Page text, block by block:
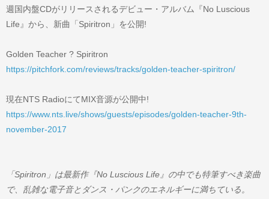
週国内盤CDがリリースされるデビュー・アルバム『No Luscious
Life』から、新曲「Spiritron」を公開!
Golden Teacher ? Spiritron
https://pitchfork.com/reviews/tracks/golden-teacher-spiritron/
現在NTS RadioにてMIX音源が公開中!
https://www.nts.live/shows/guests/episodes/golden-teacher-9th-
november-2017
「Spiritron」は最新作『No Luscious Life』の中でも特筆すべき楽曲
で、乱雑な電子音とダンス・パンクのエネルギーに満ちている。